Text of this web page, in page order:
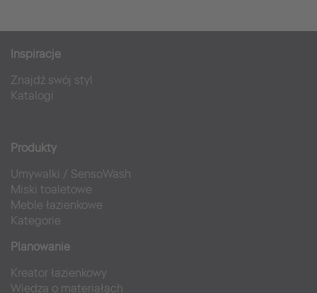
Inspiracje
Znajdź swój styl
Katalogi
Produkty
Umywalki / SensoWash
Miski toaletowe
Meble łazienkowe
Kategorie
Planowanie
Kreator łazienkowy
Wiedza o materiałach